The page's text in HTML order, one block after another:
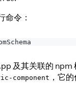
命令：
及其关联的 npm
component ，它